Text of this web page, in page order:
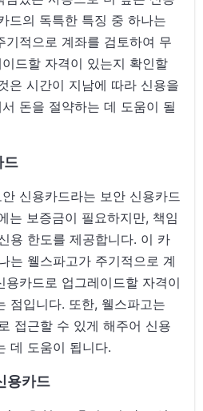
드의 독특한 특징 중 하나는
기적으로 계좌를 검토하여 무
드할 자격이 있는지 확인할
은 시간이 지남에 따라 신용을
돈을 절약하는 데 도움이 될
드
신용카드라는 보안 신용카드
는 보증금이 필요하지만, 책임
용 한도를 제공합니다. 이 카
는 웰스파고가 주기적으로 계
카드로 업그레이드할 자격이
점입니다. 또한, 웰스파고는
접근할 수 있게 해주어 신용
데 도움이 됩니다.
용카드